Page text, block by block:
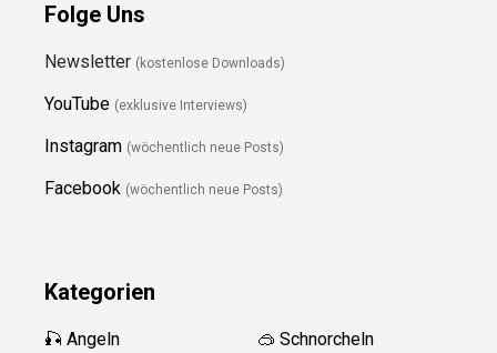
Folge Uns
Newsletter (kostenlose Downloads)
YouTube (exklusive Interviews)
Instagram (wöchentlich neue Posts)
Facebook (wöchentlich neue Posts)
Kategorien
🎣 Angeln
🥽 Schnorcheln